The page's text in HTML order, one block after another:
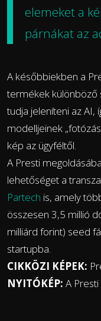
elemeket a
párnákat az
A későbbiekben a
termékek különböző
tudja jeleníteni az AI,
modelljeinek
kép az ügyféltől.
A Presti
lehetőséget a
Partech is, amely
összesen 3,5 millió
milliárd forint) seed
startupba.
CIKKÖZI KÉPEK:
NYITÓKÉP: A